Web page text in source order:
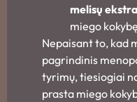
melisų
miego
Nepaisant to, kad
pagrindinis
tyrimų, tiesiogiai
prasta miego